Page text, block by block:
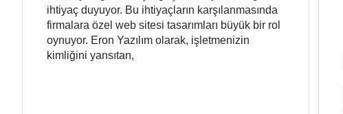
ihtiyaç duyuyor. Bu ihtiyaçların karşılanmasında
firmalara özel web sitesi tasarımları büyük bir rol
oynuyor. Eron Yazılım olarak, işletmenizin
kimliğini yansıtan,